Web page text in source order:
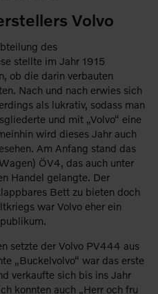
Volvo
des
stellte im Jahr 1915
ob die darin verbauten
Nach und nach erwies sich
als lukrativ, sodass man
und mit „Volvo“ eine
wird dieses Jahr auch
Am Anfang stand das
ÖV4, das auch unter
Handel gelangte. Der
Bett zu bieten doch
war Volvo eher ein
setzte der Volvo PV444 aus
„Buckelvolvo“ war das erste
verkaufte sich bis ins Jahr
konnten auch „Herr och fru